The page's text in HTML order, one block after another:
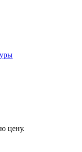
цену.